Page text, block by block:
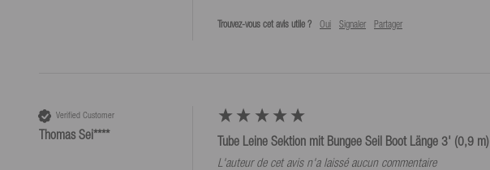
Trouvez-vous cet avis utile ? Oui Signaler Partager
Verified Customer
Thomas Sei**** Tube Leine Sektion mit Bungee Seil Boot Länge 3' (0,9 m)
L'auteur de cet avis n'a laissé aucun commentaire